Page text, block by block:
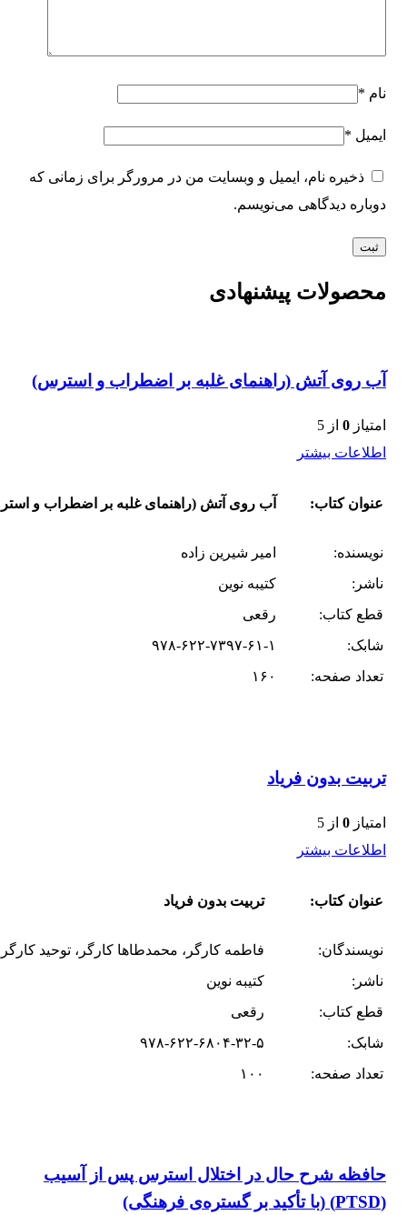
نام *
ایمیل *
ذخیره نام، ایمیل و وبسایت من در مرورگر برای زمانی که
دوباره دیدگاهی می‌نویسم.
محصولات پیشنهادی
آب روی آتش (راهنمای غلبه بر اضطراب و استرس)
امتیاز 0 از 5
اطلاعات بیشتر
عنوان کتاب: آب روی آتش (راهنمای غلبه بر اضطراب و
نویسنده:
امیر شیرین زاده
ناشر:
کتیبه نوین
قطع کتاب:
رقعی
شابک:
۹۷۸-۶۲۲-۷۳۹۷-۶۱-۱
تعداد صفحه:
۱۶۰
تربیت بدون فریاد
امتیاز 0 از 5
اطلاعات بیشتر
عنوان کتاب: تربیت بدون فریاد
نویسندگان:
فاطمه کارگر، محمدطاها کارگر، توحید کارگر
ناشر:
کتیبه نوین
قطع کتاب:
رقعی
شابک:
۹۷۸-۶۲۲-۶۸۰۴-۳۲-۵
تعداد صفحه:
۱۰۰
حافظه شرح حال در اختلال استرس پس از آسیب
(PTSD) (با تأکید بر گستره‌ی فرهنگی)